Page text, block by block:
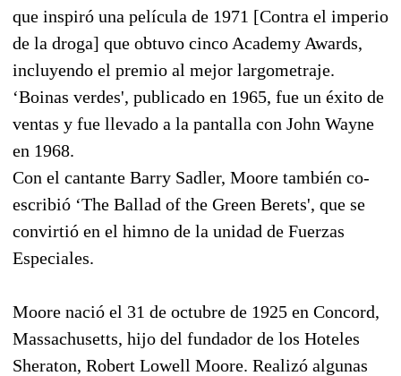
que inspiró una película de 1971 [Contra el imperio
de la droga] que obtuvo cinco Academy Awards,
incluyendo el premio al mejor largometraje.
‘Boinas verdes', publicado en 1965, fue un éxito de
ventas y fue llevado a la pantalla con John Wayne
en 1968.
Con el cantante Barry Sadler, Moore también co-
escribió ‘The Ballad of the Green Berets', que se
convirtió en el himno de la unidad de Fuerzas
Especiales.
Moore nació el 31 de octubre de 1925 en Concord,
Massachusetts, hijo del fundador de los Hoteles
Sheraton, Robert Lowell Moore. Realizó algunas